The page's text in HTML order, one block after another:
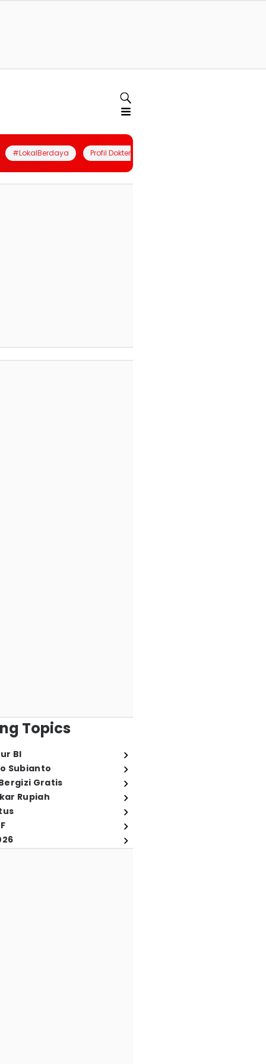
#LokalBerdaya Profil Dokter
Topics
BI
Subianto
Gratis
Rupiah